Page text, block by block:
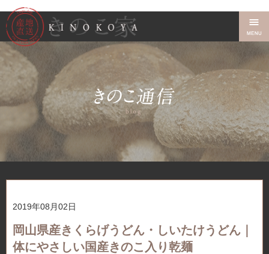
2019年08月02日
岡山県産きくらげうどん・しいたけうどん｜
体にやさしい国産きのこ入り乾麺